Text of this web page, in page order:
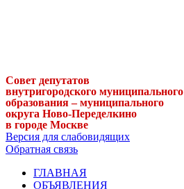
Совет депутатов
внутригородского муниципального
образования – муниципального
округа Ново-Переделкино
в городе Москве
Версия для слабовидящих
Обратная связь
ГЛАВНАЯ
ОБЪЯВЛЕНИЯ